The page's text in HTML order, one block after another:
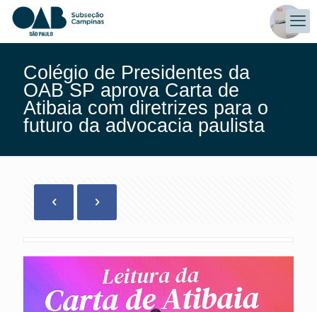
Colégio de Presidentes da
OAB SP aprova Carta de
Atibaia com diretrizes para o
futuro da advocacia paulista